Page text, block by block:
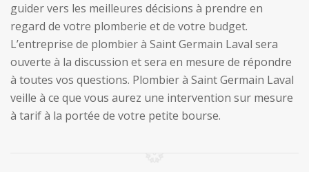
guider vers les meilleures décisions à prendre en
regard de votre plomberie et de votre budget.
L’entreprise de plombier à Saint Germain Laval sera
ouverte à la discussion et sera en mesure de répondre
à toutes vos questions. Plombier à Saint Germain Laval
veille à ce que vous aurez une intervention sur mesure
à tarif à la portée de votre petite bourse.